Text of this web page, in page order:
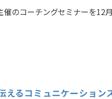
のコーチングセミナーを12
るコミュニケーション